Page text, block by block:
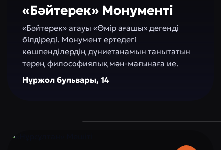
«Бәйтерек» Монументі
«Бәйтерек» атауы «Өмір ағашы» дегенді
білдіреді. Монумент ертедегі
көшпенділердің дүниетанамын танытатын
терең философиялық мән-мағынаға ие.
Нұржол бульвары, 14